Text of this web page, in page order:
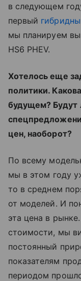
в следующем
первый
мы планируем
HS6 PHEV.
Хотелось еще
политики.
будущем? Будут
цен, наоборот?
По всему
мы в этом году
то в среднем
от моделей. И
эта цена в
стоимости, мы
постоянный
показателям
периодом